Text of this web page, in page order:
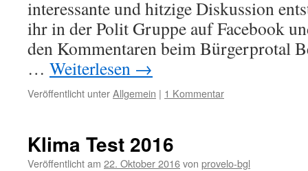
interessante und hitzige Diskussion
ihr in der Polit Gruppe auf Facebook
den Kommentaren beim Bürgerprotal
… Weiterlesen →
Veröffentlicht unterAllgemein | 1 Kommentar
Klima Test 2016
Veröffentlicht am 22. Oktober 2016von provelo-bgl